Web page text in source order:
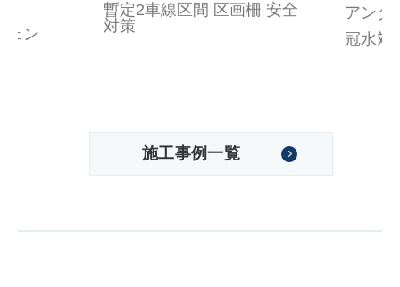
ェン
暫定2車線区間 区画柵 安全
対策
アンダ
冠水対
施工事例一覧